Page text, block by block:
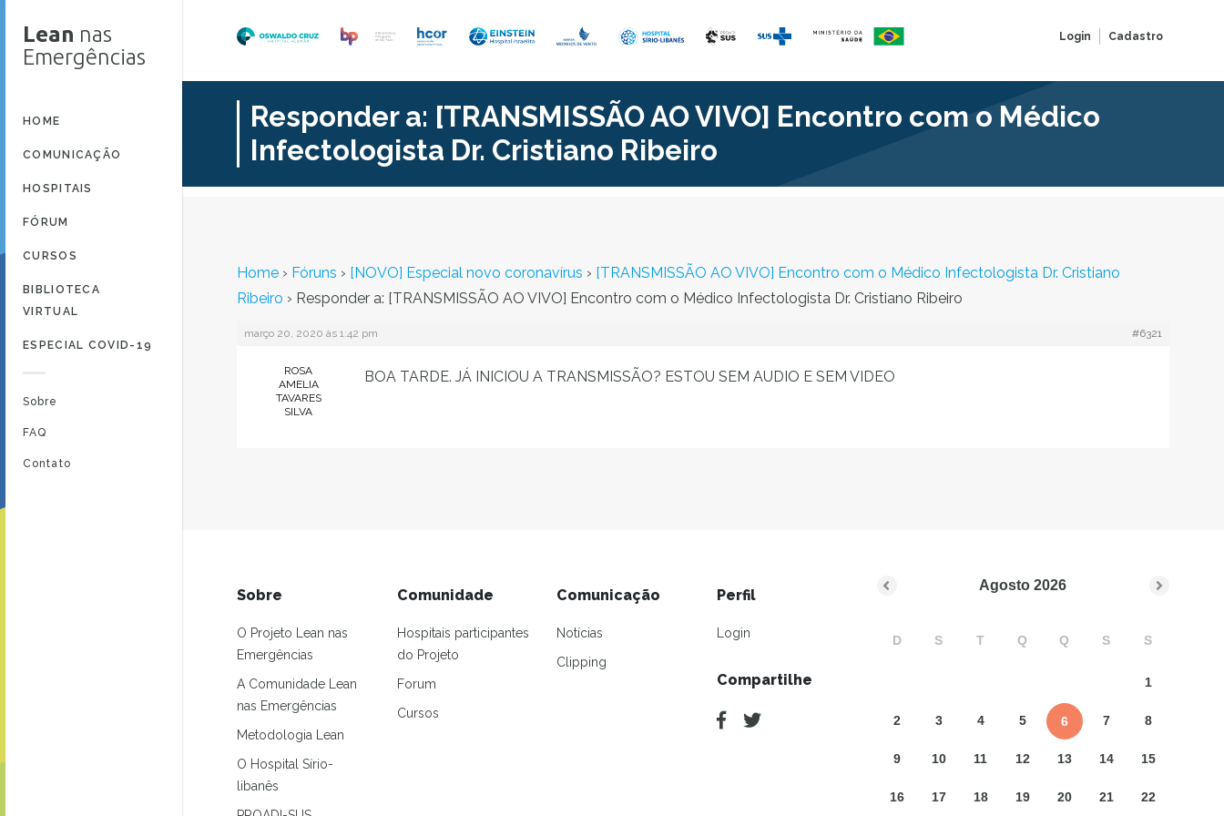
Login Cadastro
Lean nas
Emergências
HOME
COMUNICAÇÃO
HOSPITAIS
FÓRUM
CURSOS
BIBLIOTECA
VIRTUAL
ESPECIAL COVID-19
Sobre
FAQ
Contato
Responder a: [TRANSMISSÃO AO VIVO] Encontro com o Médico
Infectologista Dr. Cristiano Ribeiro
Home › Fóruns › [NOVO] Especial novo coronavírus › [TRANSMISSÃO AO VIVO] Encontro com o Médico Infectologista Dr. Cristiano
Ribeiro › Responder a: [TRANSMISSÃO AO VIVO] Encontro com o Médico Infectologista Dr. Cristiano Ribeiro
março 20, 2020 às 1:42 pm #6321
ROSA
AMELIA
TAVARES
SILVA
BOA TARDE. JÁ INICIOU A TRANSMISSÃO? ESTOU SEM AUDIO E SEM VIDEO
Sobre
O Projeto Lean nas
Emergências
A Comunidade Lean
nas Emergências
Metodologia Lean
O Hospital Sírio-
libanês
Comunidade
Hospitais participantes
do Projeto
Forum
Cursos
Comunicação
Notícias
Clipping
Perfil
Login
Compartilhe
Agosto 2026
D S T Q Q S S
1
2 3 4 5 6 7 8
9 10 11 12 13 14 15
16 17 18 19 20 21 22